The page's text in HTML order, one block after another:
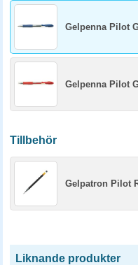
Gelpenna Pilot
Gelpenna Pilot
Tillbehör
Gelpatron Pilot
Liknande produkter